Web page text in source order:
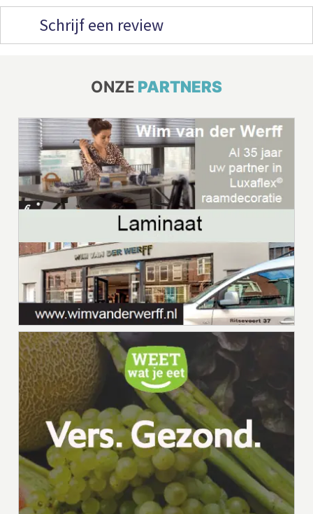
Schrijf een review
ONZE PARTNERS